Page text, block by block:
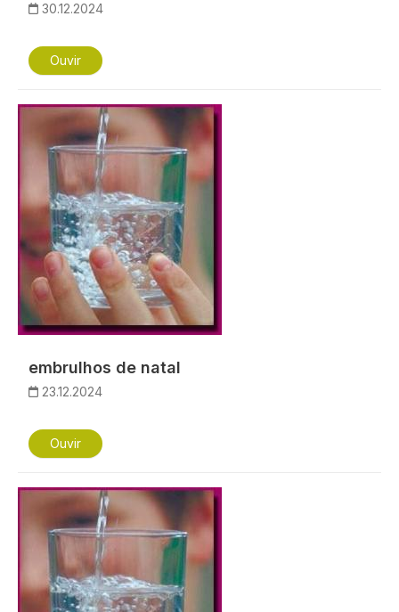
30.12.2024
Ouvir
Imagem
embrulhos de natal
23.12.2024
Ouvir
Imagem